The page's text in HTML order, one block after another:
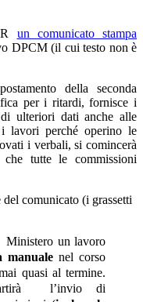
un comunicato stampa
DPCM (il cui testo non è
della seconda
per i ritardi, fornisce i
ulteriori dati anche alle
lavori perché operino le
i verbali, si comincerà
tutte le commissioni
comunicato (i grassetti
Ministero un lavoro
manuale nel corso
quasi al termine.
l’invio di